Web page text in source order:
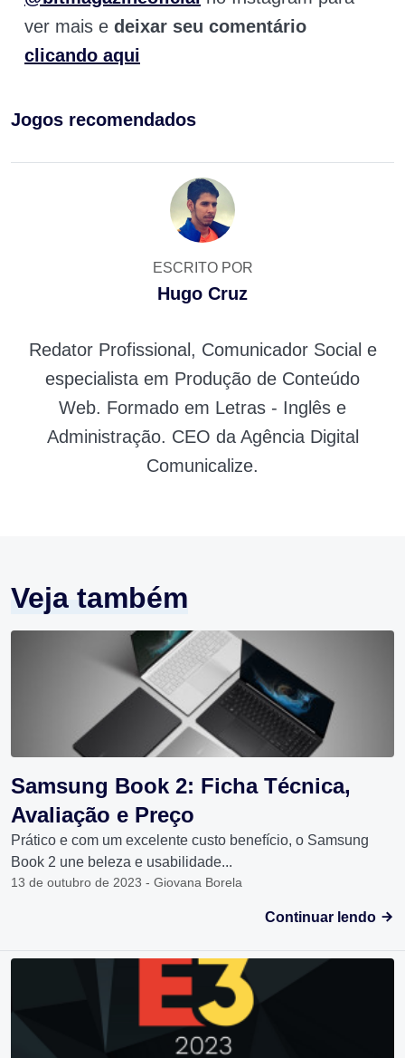
ver mais e deixar seu comentário
clicando aqui
Jogos recomendados
ESCRITO POR
Hugo Cruz
Redator Profissional, Comunicador Social e
especialista em Produção de Conteúdo
Web. Formado em Letras - Inglês e
Administração. CEO da Agência Digital
Comunicalize.
Veja também
Samsung Book 2: Ficha Técnica,
Avaliação e Preço
Prático e com um excelente custo benefício, o Samsung
Book 2 une beleza e usabilidade...
13 de outubro de 2023 - Giovana Borela
Continuar lendo